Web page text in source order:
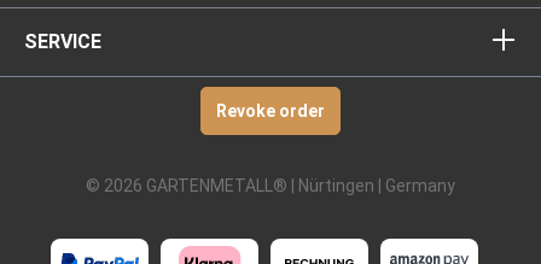
SERVICE
Revoke order
© 2026 GARTENMETALL® | Nürtingen | Germany